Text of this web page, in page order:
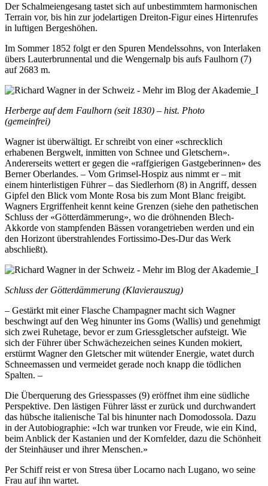
Der Schalmeiengesang tastet sich auf unbestimmtem harmonischen
Terrain vor, bis hin zur jodelartigen Dreiton-Figur eines Hirtenrufes
in luftigen Bergeshöhen.
Im Sommer 1852 folgt er den Spuren Mendelssohns, von Interlaken
übers Lauterbrunnental und die Wengernalp bis aufs Faulhorn (7)
auf 2683 m.
Herberge auf dem Faulhorn (seit 1830) – hist. Photo
(gemeinfrei)
Wagner ist überwältigt. Er schreibt von einer «schrecklich
erhabenen Bergwelt, inmitten von Schnee und Gletschern».
Andererseits wettert er gegen die «raffgierigen Gastgeberinnen» des
Berner Oberlandes. – Vom Grimsel-Hospiz aus nimmt er – mit
einem hinterlistigen Führer – das Siedlerhorn (8) in Angriff, dessen
Gipfel den Blick vom Monte Rosa bis zum Mont Blanc freigibt.
Wagners Ergriffenheit kennt keine Grenzen (siehe den pathetischen
Schluss der «Götterdämmerung», wo die dröhnenden Blech-
Akkorde von stampfenden Bässen vorangetrieben werden und ein
den Horizont überstrahlendes Fortissimo-Des-Dur das Werk
abschließt).
Schluss der Götterdämmerung (Klavierauszug)
– Gestärkt mit einer Flasche Champagner macht sich Wagner
beschwingt auf den Weg hinunter ins Goms (Wallis) und genehmigt
sich zwei Ruhetage, bevor er zum Griessgletscher aufsteigt. Wie
sich der Führer über Schwächezeichen seines Kunden mokiert,
erstürmt Wagner den Gletscher mit wütender Energie, watet durch
Schneemassen und vermeidet gerade noch knapp die tödlichen
Spalten. –
Die Überquerung des Griesspasses (9) eröffnet ihm eine südliche
Perspektive. Den lästigen Führer lässt er zurück und durchwandert
das hübsche italienische Tal bis hinunter nach Domodossola. Dazu
in der Autobiographie: «Ich war trunken vor Freude, wie ein Kind,
beim Anblick der Kastanien und der Kornfelder, dazu die Schönheit
der Steinhäuser und ihrer Menschen.»
Per Schiff reist er von Stresa über Locarno nach Lugano, wo seine
Frau auf ihn wartet.